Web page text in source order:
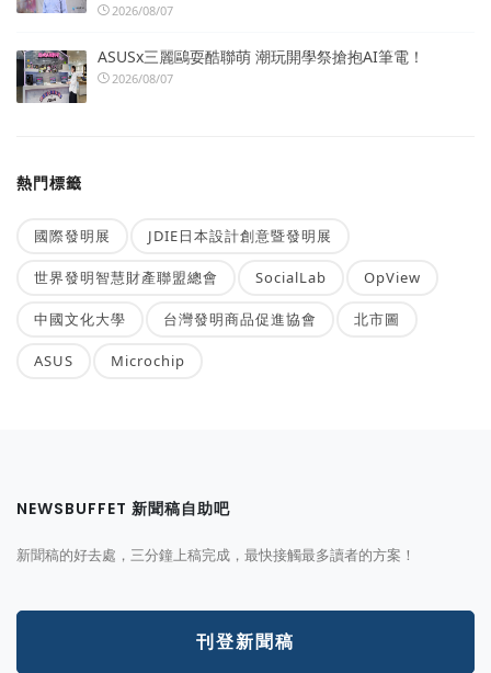
2026/08/07
ASUSx三麗鷗耍酷聯萌 潮玩開學祭搶抱AI筆電！
2026/08/07
熱門標籤
國際發明展 JDIE日本設計創意暨發明展
世界發明智慧財產聯盟總會 SocialLab OpView
中國文化大學 台灣發明商品促進協會 北市圖
ASUS Microchip
NEWSBUFFET 新聞稿自助吧
新聞稿的好去處，三分鐘上稿完成，最快接觸最多讀者的方案！
刊登新聞稿